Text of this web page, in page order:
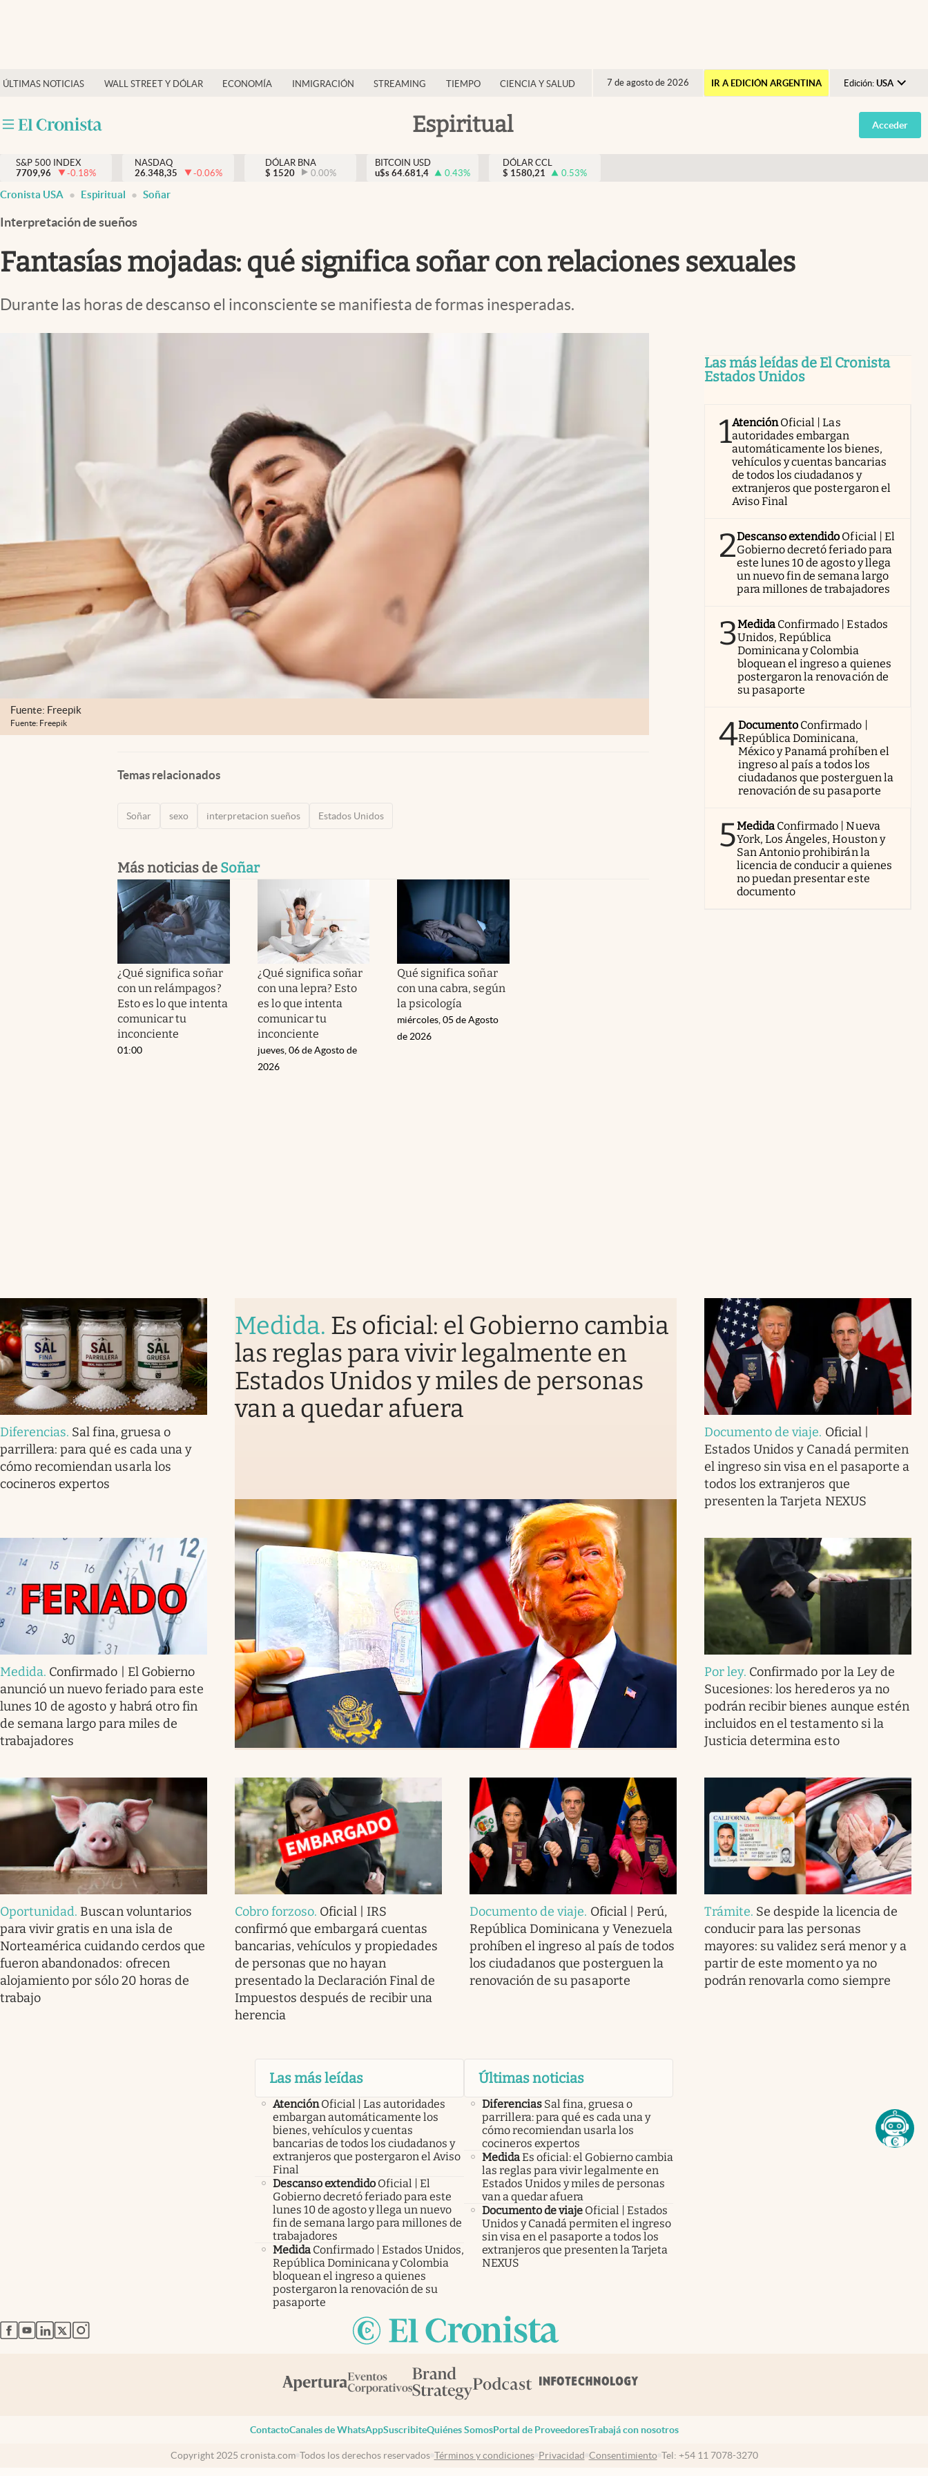
ÚLTIMAS NOTICIAS WALL STREET Y DÓLAR ECONOMÍA INMIGRACIÓN STREAMING TIEMPO CIENCIA Y SALUD 7 de agosto de 2026 IR A EDICIÓN ARGENTINA Edición: USA
Argentina
España
Espiritual
Finanzas y economía
Inmigración
Trending
Streaming
Acceder
S&P 500 INDEX
7709,96
-0.18%
NASDAQ
26.348,35
-0.06%
DÓLAR BNA
$ 1520 0.00%
BITCOIN USD
u$s 64.681,4 0.43%
DÓLAR CCL
$ 1580,21 0.53%
Cronista USA Espiritual Soñar
Interpretación de sueños
Fantasías mojadas: qué significa soñar con relaciones sexuales
Durante las horas de descanso el inconsciente se manifiesta de formas inesperadas.
Fuente: Freepik
Fuente: Freepik
Temas relacionados
Soñar sexo interpretacion sueños Estados Unidos
Más noticias de Soñar
¿Qué significa soñar
con un relámpagos?
Esto es lo que intenta
comunicar tu
inconciente
01:00
¿Qué significa soñar
con una lepra? Esto
es lo que intenta
comunicar tu
inconciente
jueves, 06 de Agosto de
2026
Qué significa soñar
con una cabra, según
la psicología
miércoles, 05 de Agosto
de 2026
Las más leídas de El Cronista
Estados Unidos
1AtenciónOficial | Las
autoridades embargan
automáticamente los bienes,
vehículos y cuentas bancarias
de todos los ciudadanos y
extranjeros que postergaron el
Aviso Final
2Descanso extendido Oficial | El
Gobierno decretó feriado para
este lunes 10 de agosto y llega
un nuevo fin de semana largo
para millones de trabajadores
3Medida Confirmado | Estados
Unidos, República
Dominicana y Colombia
bloquean el ingreso a quienes
postergaron la renovación de
su pasaporte
4Documento Confirmado |
República Dominicana,
México y Panamá prohíben el
ingreso al país a todos los
ciudadanos que posterguen la
renovación de su pasaporte
5Medida Confirmado | Nueva
York, Los Ángeles, Houston y
San Antonio prohibirán la
licencia de conducir a quienes
no puedan presentar este
documento
Diferencias. Sal fina, gruesa o
parrillera: para qué es cada una y
cómo recomiendan usarla los
cocineros expertos
Medida. Es oficial: el Gobierno cambia
las reglas para vivir legalmente en
Estados Unidos y miles de personas
van a quedar afuera
Documento de viaje. Oficial |
Estados Unidos y Canadá permiten
el ingreso sin visa en el pasaporte a
todos los extranjeros que
presenten la Tarjeta NEXUS
Medida. Confirmado | El Gobierno
anunció un nuevo feriado para este
lunes 10 de agosto y habrá otro fin
de semana largo para miles de
trabajadores
Por ley. Confirmado por la Ley de
Sucesiones: los herederos ya no
podrán recibir bienes aunque estén
incluidos en el testamento si la
Justicia determina esto
Oportunidad. Buscan voluntarios
para vivir gratis en una isla de
Norteamérica cuidando cerdos que
fueron abandonados: ofrecen
alojamiento por sólo 20 horas de
trabajo
Cobro forzoso. Oficial | IRS
confirmó que embargará cuentas
bancarias, vehículos y propiedades
de personas que no hayan
presentado la Declaración Final de
Impuestos después de recibir una
herencia
Documento de viaje. Oficial | Perú,
República Dominicana y Venezuela
prohíben el ingreso al país de todos
los ciudadanos que posterguen la
renovación de su pasaporte
Trámite. Se despide la licencia de
conducir para las personas
mayores: su validez será menor y a
partir de este momento ya no
podrán renovarla como siempre
Las más leídas
Atención Oficial | Las autoridades
embargan automáticamente los
bienes, vehículos y cuentas
bancarias de todos los ciudadanos y
extranjeros que postergaron el Aviso
Final
Descanso extendido Oficial | El
Gobierno decretó feriado para este
lunes 10 de agosto y llega un nuevo
fin de semana largo para millones de
trabajadores
Medida Confirmado | Estados Unidos,
República Dominicana y Colombia
bloquean el ingreso a quienes
postergaron la renovación de su
pasaporte
Últimas noticias
Diferencias Sal fina, gruesa o
parrillera: para qué es cada una y
cómo recomiendan usarla los
cocineros expertos
MedidaEs oficial: el Gobierno cambia
las reglas para vivir legalmente en
Estados Unidos y miles de personas
van a quedar afuera
Documento de viaje Oficial | Estados
Unidos y Canadá permiten el ingreso
sin visa en el pasaporte a todos los
extranjeros que presenten la Tarjeta
NEXUS
abre en nueva pestaña
abre en nueva pestaña
abre en nueva pestaña
abre en nueva pestaña
abre en nueva pestaña
ContactoCanales de WhatsAppSuscribiteQuiénes SomosPortal de ProveedoresTrabajá con nosotros
Copyright 2025 cronista.com Todos los derechos reservados Términos y condiciones Privacidad Consentimiento Tel: +54 11 7078-3270